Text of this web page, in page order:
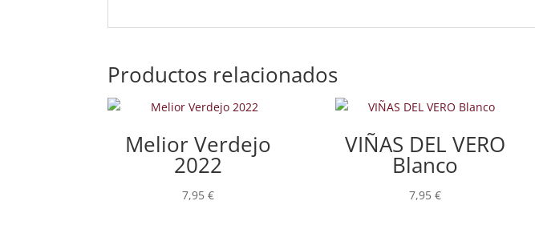
Productos relacionados
Melior Verdejo
2022
7,95 €
VIÑAS DEL VERO
Blanco
7,95€